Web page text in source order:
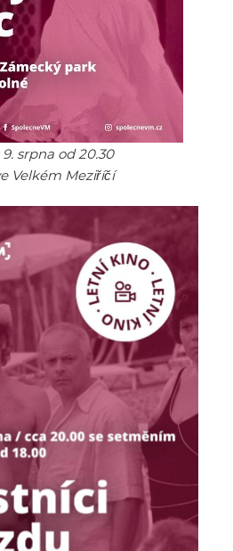
srpna od 20.30
Velkém Meziříčí